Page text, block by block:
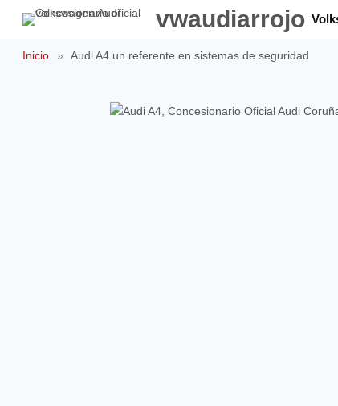
vwaudiarrojo
Inicio » Audi A4 un referente en sistemas de seguridad